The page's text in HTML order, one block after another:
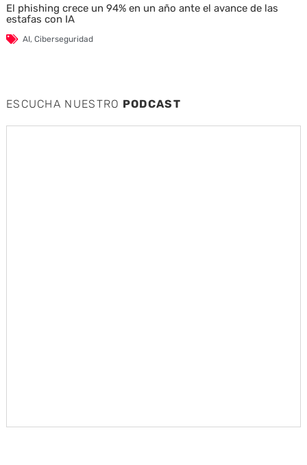
El phishing crece un 94% en un año ante el avance de las
estafas con IA
AI, Ciberseguridad
ESCUCHA NUESTRO PODCAST